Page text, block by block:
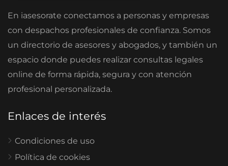
En iasesorate conectamos a personas y empresas
con despachos profesionales de confianza. Somos
un directorio de asesores y abogados, y también un
espacio donde puedes realizar consultas legales
online de forma rápida, segura y con atención
profesional personalizada.
Enlaces de interés
Condiciones de uso
Política de cookies